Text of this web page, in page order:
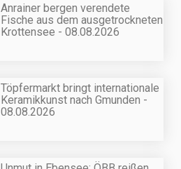
Anrainer bergen verendete
Fische aus dem ausgetrockneten
Krottensee - 08.08.2026
Töpfermarkt bringt internationale
Keramikkunst nach Gmunden -
08.08.2026